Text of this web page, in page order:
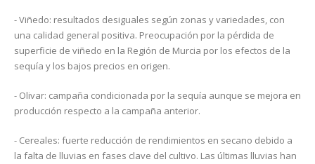
- Viñedo: resultados desiguales según zonas y variedades, con
una calidad general positiva. Preocupación por la pérdida de
superficie de viñedo en la Región de Murcia por los efectos de la
sequía y los bajos precios en origen.
- Olivar: campaña condicionada por la sequía aunque se mejora en
producción respecto a la campaña anterior.
- Cereales: fuerte reducción de rendimientos en secano debido a
la falta de lluvias en fases clave del cultivo. Las últimas lluvias han